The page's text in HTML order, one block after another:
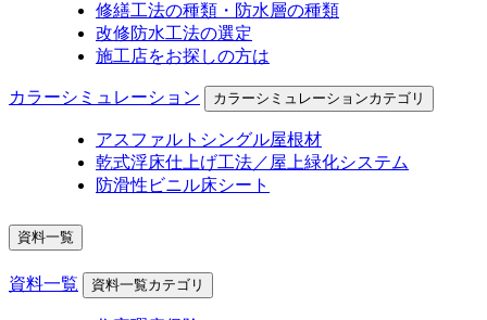
修繕工法の種類・防水層の種類
改修防水工法の選定
施工店をお探しの方は
カラーシミュレーション カラーシミュレーションカテゴリ
アスファルトシングル屋根材
乾式浮床仕上げ工法／屋上緑化システム
防滑性ビニル床シート
資料一覧
資料一覧 資料一覧カテゴリ